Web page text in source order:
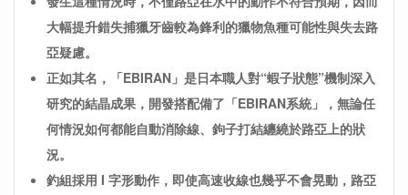
大幅提升錯失捕獵牙齒較為鋒利的獵物魚種可能性與失去路
亞疑慮。
正如其名，
「EBIRAN」 是日本職人對“蝦子狀態”機制深入
研究的結晶成果，開發搭配備了「EBIRAN系統」，無論任
何情況如何都能自動消除線、鉤子打結纏繞於路亞上的狀
況。
釣組採用 I 字形動作，即使高速收線也幾乎不會晃動，路亞